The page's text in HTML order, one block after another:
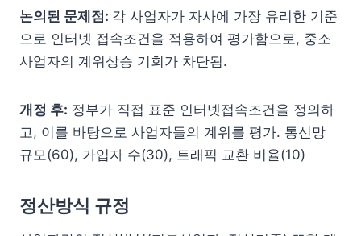
논의된 문제점: 각 사업자가 자사에 가장 유리한 기준
으로 인터넷 접속조건을 적용하여 평가함으로, 중소
사업자의 계위상승 기회가 차단됨.
개정 후: 정부가 직접 표준 인터넷접속조건을 정의하
고, 이를 바탕으로 사업자들의 계위를 평가. 통신망
규모(60), 가입자 수(30), 트래픽 교환 비율(10)
정산방식 규정